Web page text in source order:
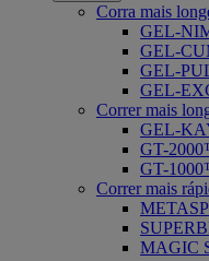
Corra mais
GEL-
GEL-
GEL-
GEL-
Correr mais
GEL-
GT-
GT-
Correr mais
MAGIC